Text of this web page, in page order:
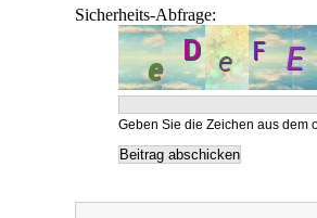
Sicherheits-Abfrage:
Geben Sie die Zeichen aus dem